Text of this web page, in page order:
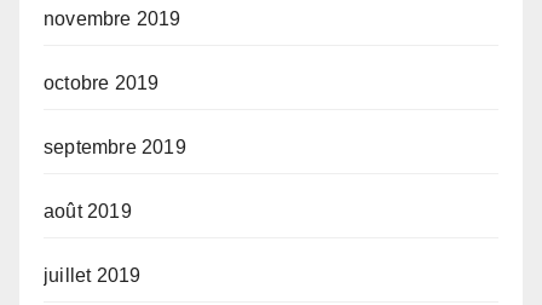
novembre 2019
octobre 2019
septembre 2019
août 2019
juillet 2019